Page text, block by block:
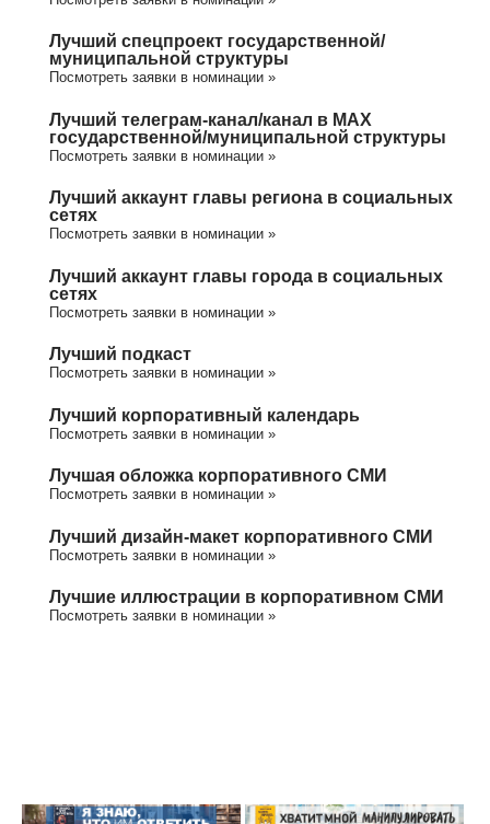
Лучший спецпроект государственной/
муниципальной структуры
Посмотреть заявки в номинации »
Лучший телеграм-канал/канал в МАХ
государственной/муниципальной структуры
Посмотреть заявки в номинации »
Лучший аккаунт главы региона в социальных
сетях
Посмотреть заявки в номинации »
Лучший аккаунт главы города в социальных
сетях
Посмотреть заявки в номинации »
Лучший подкаст
Посмотреть заявки в номинации »
Лучший корпоративный календарь
Посмотреть заявки в номинации »
Лучшая обложка корпоративного СМИ
Посмотреть заявки в номинации »
Лучший дизайн-макет корпоративного СМИ
Посмотреть заявки в номинации »
Лучшие иллюстрации в корпоративном СМИ
Посмотреть заявки в номинации »